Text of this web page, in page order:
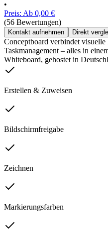
•
Preis: Ab 0,00 €
(56 Bewertungen)
Kontakt aufnehmen Direkt
Conceptboard verbindet
Taskmanagement – alles in
Whiteboard, gehostet in
Erstellen & Zuweisen
Bildschirmfreigabe
Zeichnen
Markierungsfarben